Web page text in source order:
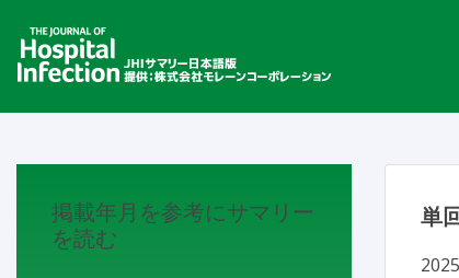
単
掲載年月を参考にサマリー
を読む